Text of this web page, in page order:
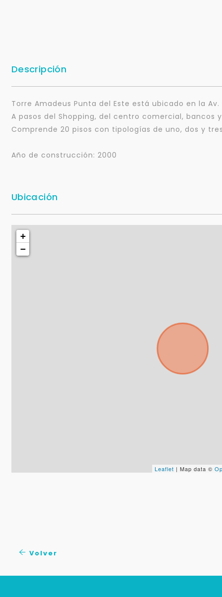
Descripción
Torre Amadeus Punta del Este está ubicado en la
A pasos del Shopping, del centro comercial, bancos
Comprende 20 pisos con tipologías de uno, dos y
Año de construcción: 2000
Ubicación
+
−
Leaflet | Map data ©
Volver